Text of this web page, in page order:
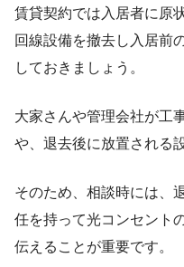
賃貸契約では入居者に原
回線設備を撤去し入居前
しておきましょう。
大家さんや管理会社が工
や、退去後に放置される
そのため、相談時には、
任を持って光コンセント
伝えることが重要です。